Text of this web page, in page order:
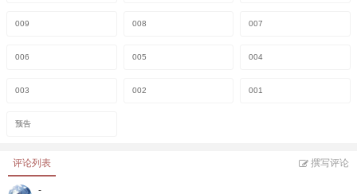
009 008 007
006 005 004
003 002 001
预告
评论列表 撰写评论
-